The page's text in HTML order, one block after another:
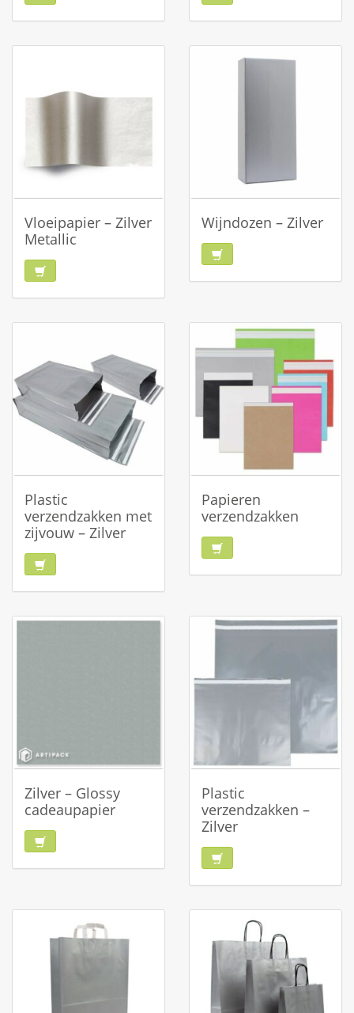
Vloeipapier – Zilver
Metallic
Wijndozen – Zilver
Plastic
verzendzakken met
zijvouw – Zilver
Papieren
verzendzakken
Zilver – Glossy
cadeaupapier
Plastic
verzendzakken –
Zilver